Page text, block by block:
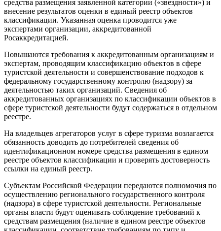
средства размещения заявленной категории («звездности») и
внесение результатов оценки в единый реестр объектов
классификации. Указанная оценка проводится уже
экспертами организации, аккредитованной
Росаккредитацией.
Повышаются требования к аккредитованным организациям и
экспертам, проводящим классификацию объектов в сфере
туристской деятельности и совершенствование подходов к
федеральному государственному контролю (надзору) за
деятельностью таких организаций. Сведения об
аккредитованных организациях по классификации объектов в
сфере туристской деятельности будут содержаться в отдельном
реестре.
На владельцев агрегаторов услуг в сфере туризма возлагается
обязанность доводить до потребителей сведения об
идентификационном номере средства размещения в едином
реестре объектов классификации и проверять достоверность
ссылки на единый реестр.
Субъектам Российской Федерации передаются полномочия по
осуществлению регионального государственного контроля
(надзора) в сфере туристской деятельности. Региональные
органы власти будут оценивать соблюдение требований к
средствам размещения (наличие в едином реестре объектов